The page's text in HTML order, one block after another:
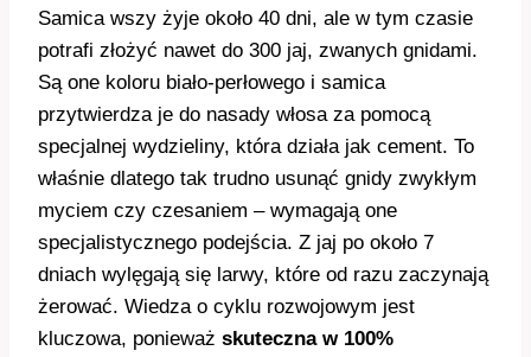
Samica wszy żyje około 40 dni, ale w tym czasie
potrafi złożyć nawet do 300 jaj, zwanych gnidami.
Są one koloru biało-perłowego i samica
przytwierdza je do nasady włosa za pomocą
specjalnej wydzieliny, która działa jak cement. To
właśnie dlatego tak trudno usunąć gnidy zwykłym
myciem czy czesaniem – wymagają one
specjalistycznego podejścia. Z jaj po około 7
dniach wylęgają się larwy, które od razu zaczynają
żerować. Wiedza o cyklu rozwojowym jest
kluczowa, ponieważ skuteczna w 100%